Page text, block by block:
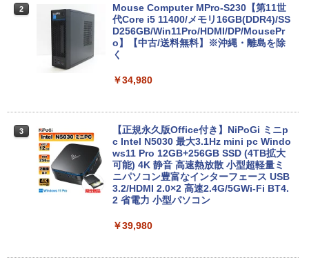
ラック
￥14,990
【2026年アップグレード版】AOKIMI ワイヤ
セリング 自動ペアリング Type-C充電 マイク
付き 防水 タッチ式音量調整 スポーツ/通勤/通
学/WEB会議(ホワイト)
￥1,964
レスイヤホン Bluetooth 5.4 ノイズキャンセ
￥250
On My Road (Stadium ver.)
BUGS LIFE
￥250
by Amazon 天然水ラベルレス 2L×9本
￥1,117
￥1,625
コカ・コーラ やかんの麦茶 from 爽健美茶 ラ
ベルレス 650mlPET×24本
￥2,009
クスDIGITAL)
￥594
HUNTER×HUNTER モノクロ版 39 (ジャンプ
スーパーの裏でヤニ吸うふたり 9巻 (デジタル
版ビッグガンガンコミックス)
￥810
【マラソンP5倍/10%オフクーポン】中古
ノートパソコン HP ProBook 450 G7 第
10世代 Core i5 メモリ16GB SSD256GB
チ Windows 11 Pro 送料無料 保証付き
【★最大100%ポイント】【Office 2024
H&B】【タッチパネル×360°回転】富士
通 LIFEBOOK U9310/第10世代 Core i5/
メモリ:8GB/M.2 NVMe:128GB/256GB/5
12GB/1TB/Wi-fi/Bluetooth/13.3型/FHD/
レット/Windows11
2
Mouse Computer MPro-S230【第11世
代Core i5 11400/メモリ16GB(DDR4)/SS
D256GB/Win11Pro/HDMI/DP/MousePr
o】【中古/送料無料】※沖縄・離島を除
く
￥34,980
3
【正規永久版Office付き】NiPoGi ミニp
c Intel N5030 最大3.1Hz mini pc Windo
ws11 Pro 12GB+256GB SSD (4TB拡大
可能) 4K 静音 高速熱放散 小型超軽量ミ
ニパソコン豊富なインターフェース USB
3.2/HDMI 2.0×2 高速2.4G/5GWi-Fi BT4.
2 省電力 小型パソコン
￥39,980